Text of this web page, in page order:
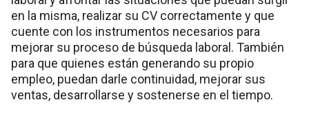
en la misma, realizar su CV correctamente y que
cuente con los instrumentos necesarios para
mejorar su proceso de búsqueda laboral. También
para que quienes están generando su propio
empleo, puedan darle continuidad, mejorar sus
ventas, desarrollarse y sostenerse en el tiempo.